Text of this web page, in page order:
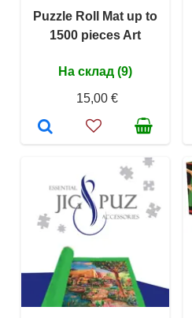
Puzzle Roll Mat up to
1500 pieces Art
На склад (9)
15,00 €